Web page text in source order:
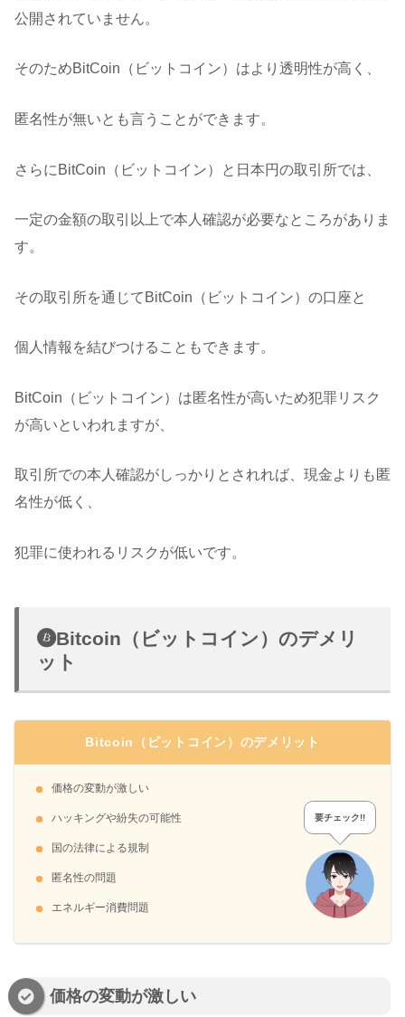
公開されていません。
そのためBitCoin（ビットコイン）はより透明性が高く、
匿名性が無いとも言うことができます。
さらにBitCoin（ビットコイン）と日本円の取引所では、
一定の金額の取引以上で本人確認が必要なところがありま
す。
その取引所を通じてBitCoin（ビットコイン）の口座と
個人情報を結びつけることもできます。
BitCoin（ビットコイン）は匿名性が高いため犯罪リスク
が高いといわれますが、
取引所での本人確認がしっかりとされれば、現金よりも匿
名性が低く、
犯罪に使われるリスクが低いです。
Bitcoin（ビットコイン）のデメリ
ット
Bitcoin（ビットコイン）のデメリット
価格の変動が激しい
ハッキングや紛失の可能性
国の法律による規制
匿名性の問題
エネルギー消費問題
要チェック!!
価格の変動が激しい